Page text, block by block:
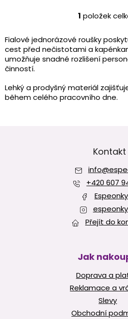
O
l
á
d
í
p
r
ý
p
i
s
u
1 položek
Fialové jednorázové roušky
cest před nečistotami a
umožňuje snadné rozlišení
činností.
Lehký a prodyšný materiál
během celého pracovního dne.
Kontakt
info@
+420 607
Přejít do
Jak
Doprava a
Reklamace a
Slevy
Obchodní